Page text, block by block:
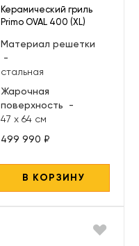
Керамический гриль
Primo OVAL 400 (XL)
Материал решетки
-
стальная
Жарочная
поверхность
-
47 х 64 см
499 990 ₽
В КОРЗИНУ